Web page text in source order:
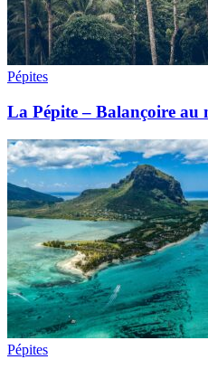
Pépites
La Pépite – Balançoire au
Pépites